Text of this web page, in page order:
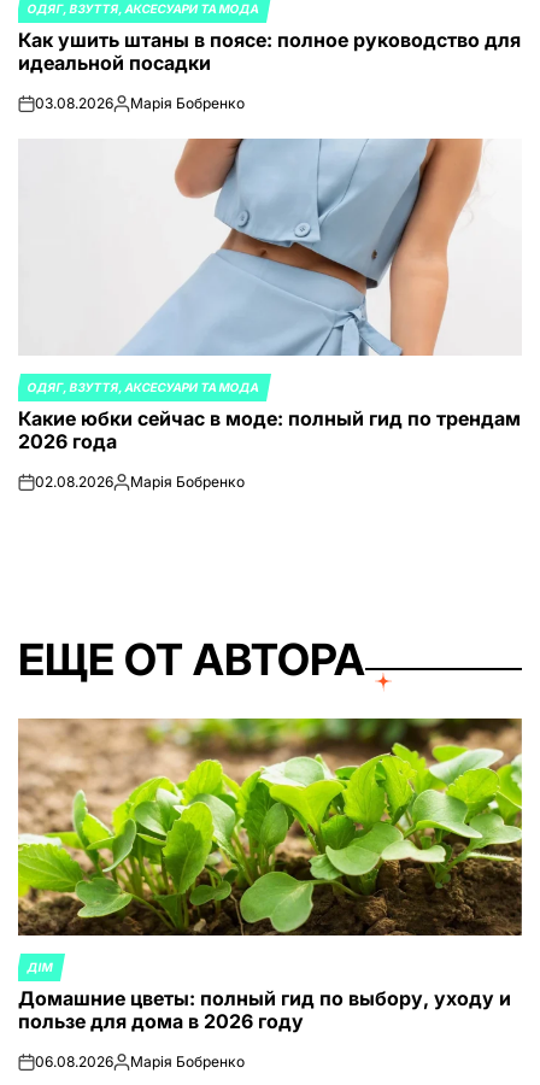
ОПУБЛИКОВАНО
В
ОДЯГ, ВЗУТТЯ, АКСЕСУАРИ ТА МОДА
Как ушить штаны в поясе: полное руководство для
идеальной посадки
on03.08.2026Запись
Марія Бобренко
ОПУБЛИКОВАНО
В
ОДЯГ, ВЗУТТЯ, АКСЕСУАРИ ТА МОДА
Какие юбки сейчас в моде: полный гид по трендам
2026 года
on02.08.2026Запись
Марія Бобренко
ЕЩЕ ОТ АВТОРА
ОПУБЛИКОВАНО
В
ДІМ
Домашние цветы: полный гид по выбору, уходу и
пользе для дома в 2026 году
on06.08.2026Запись
Марія Бобренко